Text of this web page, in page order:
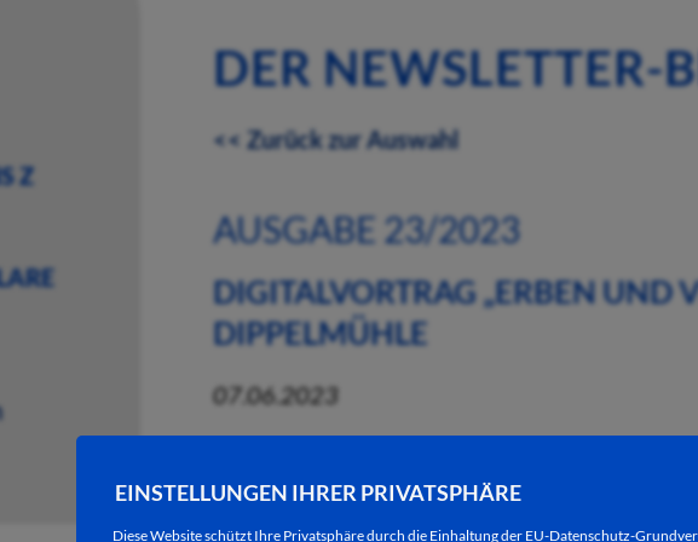
EINSTELLUNGEN IHRER PRIVATSPHÄRE
Diese Website schützt Ihre Privatsphäre durch die Einhaltung der EU-Datenschutz-
Z
DER NEWSLETTER-
<< Zurück zur Auswahl
AUSGABE 23/2023
DIGITALVORTRAG „ERBEN UND
DIPPELMÜHLE
07.06.2023
Das Mehrgenerationenhaus Dippelmühle
12 Uhr im Rahmen des bundesweiten